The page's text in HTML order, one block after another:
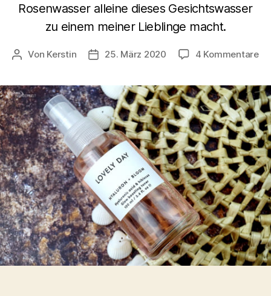
Rosenwasser alleine dieses Gesichtswasser
zu einem meiner Lieblinge macht.
Beitragsautor
Von Kerstin Beitragsdatum
25. März 2020 4 Kommentarezu
–